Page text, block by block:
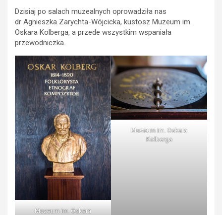
Dzisiaj po salach muzealnych oprowadziła nas
dr Agnieszka Zarychta-Wójcicka, kustosz Muzeum im.
Oskara Kolberga, a przede wszystkim wspaniała
przewodniczka.
Muzeum im. Oskara
Muzeum im. Oskara
Kolberga